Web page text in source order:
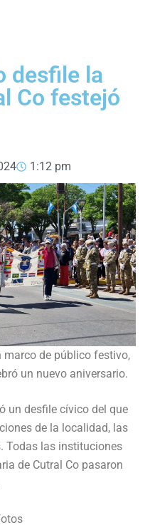
desfile la
Co festejó
1:12 pm
marco de público festivo,
un nuevo aniversario.
un desfile cívico del que
de la localidad, las
Todas las instituciones
de Cutral Co pasaron